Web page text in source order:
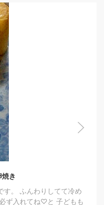
き
す。 ふんわりしてて冷め
ず入れてね♡と 子どもも